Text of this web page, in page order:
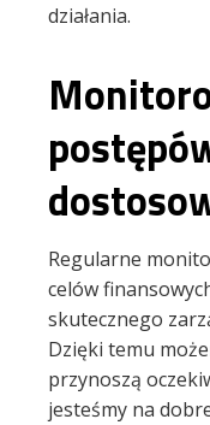
działania.
Regularne
celów
skutecznego
Dzięki temu
przynoszą
jesteśmy na